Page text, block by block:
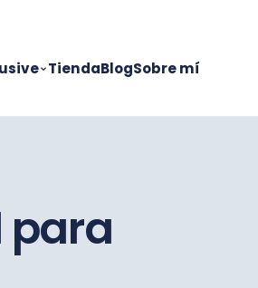
TiendaBlogSobre mí
para